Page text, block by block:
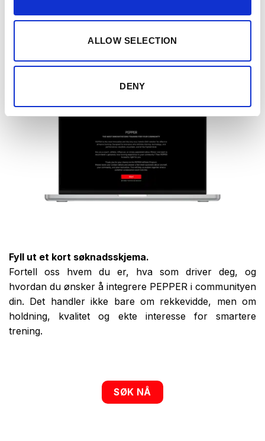
ALLOW SELECTION
DENY
Fyll ut et kort søknadsskjema.
Fortell oss hvem du er, hva som driver deg, og
hvordan du ønsker å integrere PEPPER i communityen
din. Det handler ikke bare om rekkevidde, men om
holdning, kvalitet og ekte interesse for smartere
trening.
SØK NÅ